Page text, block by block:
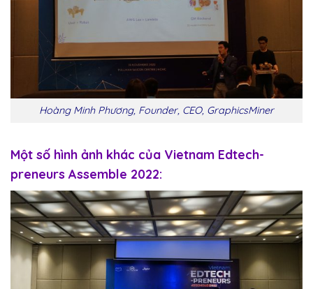
Hoàng Minh Phương, Founder, CEO, GraphicsMiner
Một số hình ảnh khác của Vietnam Edtech-
preneurs Assemble 2022: